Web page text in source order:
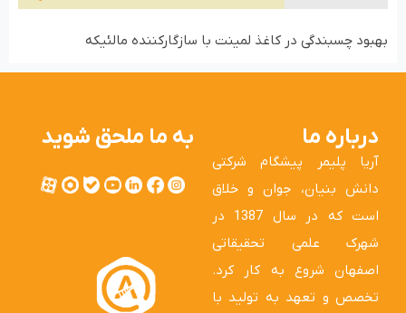
بهبود چسبندگی در کاغذ لمینت با سازگارکننده مالئیکه
درباره ما
آریا پلیمر پیشگام شرکتی
دانش بنیان، جوان و خلاق
است که در سال 1387 در
شهرک علمی تحقیقاتی
اصفهان شروع به کار کرد.
تخصص و تعهد به تولید با
به ما ملحق شوید